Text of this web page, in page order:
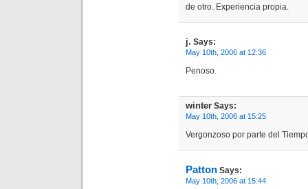
de otro. Experiencia propia.
j. Says:
May 10th, 2006 at 12:36
Penoso.
winter Says:
May 10th, 2006 at 15:25
Vergonzoso por parte del
Patton Says:
May 10th, 2006 at 15:44